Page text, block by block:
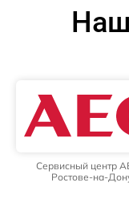
Сервисный центр
Ростове-на-